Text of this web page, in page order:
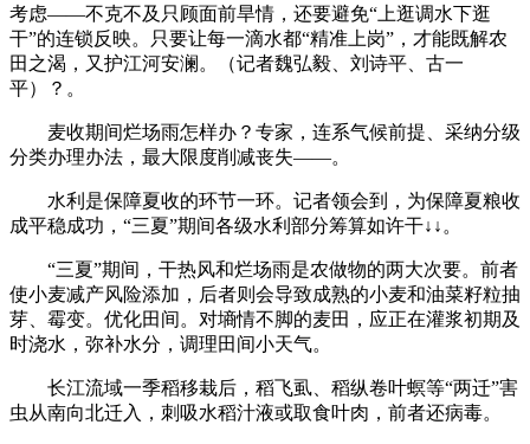
考虑——不克不及只顾面前旱情，还要避免“上逛调水下逛
干”的连锁反映。只要让每一滴水都“精准上岗”，才能既解农
田之渴，又护江河安澜。（记者魏弘毅、刘诗平、古一
平）？。
麦收期间烂场雨怎样办？专家，连系气候前提、采纳分级
分类办理办法，最大限度削减丧失——。
水利是保障夏收的环节一环。记者领会到，为保障夏粮收
成平稳成功，“三夏”期间各级水利部分筹算如许干↓↓。
“三夏”期间，干热风和烂场雨是农做物的两大次要。前者
使小麦减产风险添加，后者则会导致成熟的小麦和油菜籽粒抽
芽、霉变。优化田间。对墒情不脚的麦田，应正在灌浆初期及
时浇水，弥补水分，调理田间小天气。
长江流域一季稻移栽后，稻飞虱、稻纵卷叶螟等“两迁”害
虫从南向北迁入，刺吸水稻汁液或取食叶肉，前者还病毒。